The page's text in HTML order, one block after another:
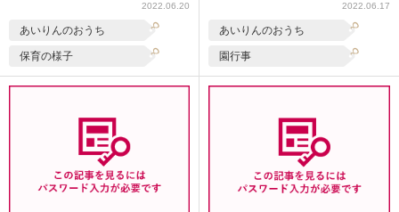
2022.06.20
あいりんのおうち
保育の様子
2022.06.17
あいりんのおうち
園行事